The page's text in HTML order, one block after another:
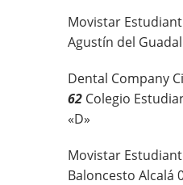
Movistar
Agustín del
Dental Company
62 Colegio
«D»
Movistar
Baloncesto Alcalá